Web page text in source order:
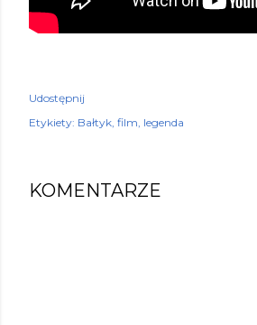
Udostępnij
Etykiety: Bałtyk film legenda
KOMENTARZE